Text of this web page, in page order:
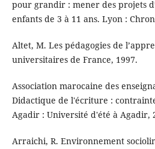
pour grandir : mener des projets
enfants de 3 à 11 ans. Lyon :
Altet, M. Les pédagogies de
universitaires de France, 1997.
Association marocaine des
Didactique de l'écriture :
Agadir : Université d'été à Agadir,
Arraichi, R. Environnement